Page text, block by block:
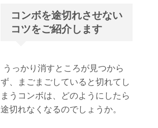
コンボを途切れさせない
コツをご紹介します
うっかり消すところが見つから
ず、まごまごしていると切れてし
まうコンボは、どのようにしたら
途切れなくなるのでしょうか。